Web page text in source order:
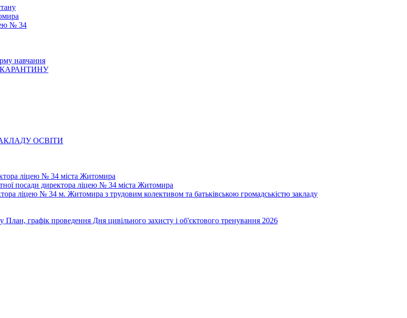
№ 34
навчання
ОСВІТИ
ліцею № 34 міста Житомира
посади директора ліцею № 34 міста Житомира
ліцею № 34 м. Житомира з трудовим колективом та батьківською громадськістю закладу
План, графік проведення Дня цивільного захисту і об'єктового тренування 2026